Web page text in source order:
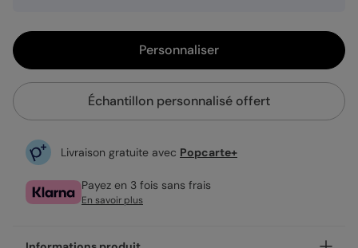
Personnaliser
Échantillon personnalisé offert
Livraison gratuite avec Popcarte+
Payez en 3 fois sans frais
En savoir plus